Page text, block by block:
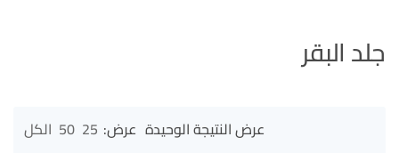
جلد البقر
عرض النتيجة الوحيدة عرض: 25
50 الكل